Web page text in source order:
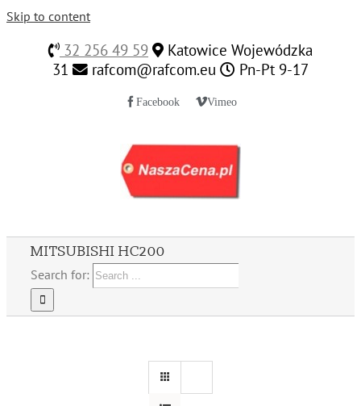
Skip to content
32 256 49 59
Katowice Wojewódzka
31
rafcom@rafcom.eu Pn-Pt 9-17
Facebook Vimeo
MITSUBISHI HC200
Search for: